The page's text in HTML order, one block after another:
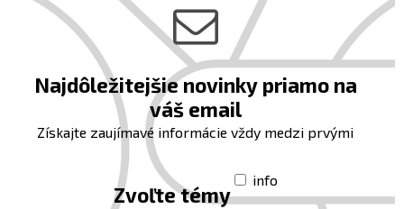
Najdôležitejšie novinky priamo na
váš email
Získajte zaujímavé informácie vždy medzi prvými
Zvoľte témy
info